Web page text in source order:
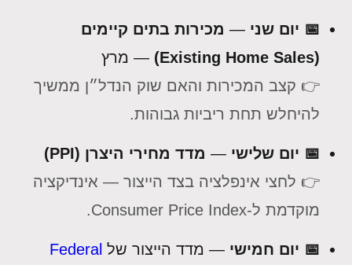
📅 יום שני — מכירות בתים קיימים
(Existing Home Sales)
— מרץ
👉 קצב המכירות והאם שוק הנדל״ן ממשיך
להיחלש תחת ריביות גבוהות.
📅 יום שלישי — מדד מחירי היצרן (PPI)
👉 לחצי אינפלציה בצד הייצור — אינדיקציה
מוקדמת ל-Consumer Price Index.
📅 יום חמישי — מדד הייצור של Federal